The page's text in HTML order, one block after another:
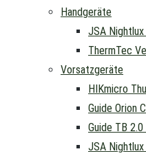
Handgeräte
JSA
ThermTec
Vorsatzgeräte
HIKmicro
Guide Orion
Guide TB
JSA